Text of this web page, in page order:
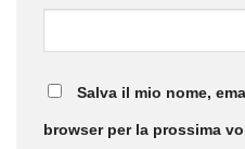
Salva il mio nome,
browser per la prossima